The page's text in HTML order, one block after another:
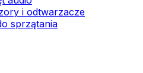
i odtwarzacze
sprzątania